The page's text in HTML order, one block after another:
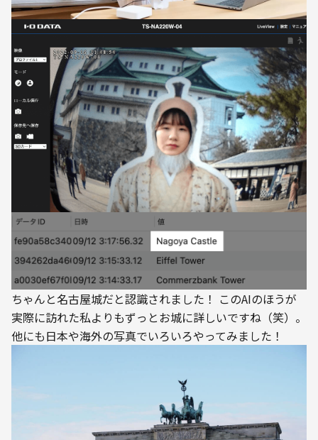
ちゃんと名古屋城だと認識されました！ このAIのほうが
実際に訪れた私よりもずっとお城に詳しいですね（笑）。
他にも日本や海外の写真でいろいろやってみました！